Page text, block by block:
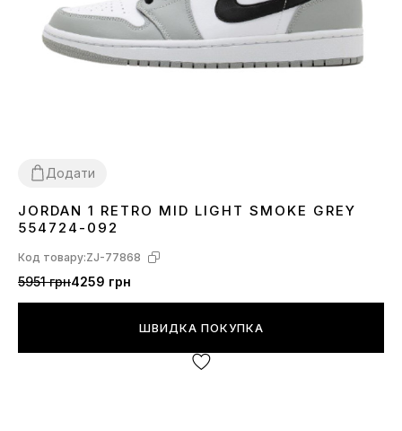
Додати
36373839 4041 42434445
JORDAN 1 RETRO MID LIGHT SMOKE GREY
554724-092
Код товару:ZJ-77868
5951 грн4259 грн
ШВИДКА ПОКУПКА